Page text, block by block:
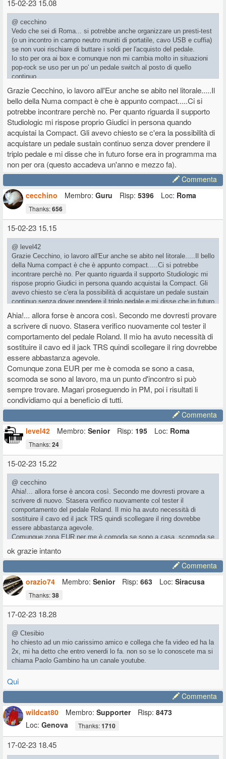
15-02-23 15.08
@ cecchino
Vedo che sei di Roma... si potrebbe anche organizzare un presti-test
(o un incontro in campo neutro muniti di portatile, cavo USB e cuffia)
se non vuoi rischiare di buttare i soldi per l'acquisto del pedale.
Io sto per ora ai box e comunque non mi cambia molto in situazioni
pop-rock se uso per un po' un pedale switch al posto di quello
continuo.
P.S. potresti anche scrivere al supporto Studiologic. A me hanno
sempre risposto velocemente ed in modo esauriente.
Grazie Cecchino, io lavoro all'Eur anche se abito nel litorale.....Il
bello della Numa compact è che è appunto compact.....Ci si
potrebbe incontrare perchè no. Per quanto riguarda il supporto
Studiologic mi rispose proprio Giudici in persona quando
acquistai la Compact. Gli avevo chiesto se c'era la possibilità di
acquistare un pedale sustain continuo senza dover prendere il
triplo pedale e mi disse che in futuro forse era in programma ma
non per ora (questo accadeva un'anno e mezzo fa).
Commenta
cecchino
Membro: Guru Risp: 5396 Loc: Roma
Thanks:656
15-02-23 15.15
@ level42
Grazie Cecchino, io lavoro all'Eur anche se abito nel litorale.....Il bello
della Numa compact è che è appunto compact.....Ci si potrebbe
incontrare perchè no. Per quanto riguarda il supporto Studiologic mi
rispose proprio Giudici in persona quando acquistai la Compact. Gli
avevo chiesto se c'era la possibilità di acquistare un pedale sustain
continuo senza dover prendere il triplo pedale e mi disse che in futuro
mezzo fa).
Ahia!... allora forse è ancora così. Secondo me dovresti provare
a scrivere di nuovo. Stasera verifico nuovamente col tester il
comportamento del pedale Roland. Il mio ha avuto necessità di
sostituire il cavo ed il jack TRS quindi scollegare il ring dovrebbe
essere abbastanza agevole.
Comunque zona EUR per me è comoda se sono a casa,
scomoda se sono al lavoro, ma un punto d'incontro si può
sempre trovare. Magari proseguendo in PM, poi i risultati li
condividiamo qui a beneficio di tutti.
Commenta
level42
Membro: Senior Risp: 195 Loc: Roma
Thanks:24
15-02-23 15.22
@ cecchino
Ahia!... allora forse è ancora così. Secondo me dovresti provare a
scrivere di nuovo. Stasera verifico nuovamente col tester il
comportamento del pedale Roland. Il mio ha avuto necessità di
sostituire il cavo ed il jack TRS quindi scollegare il ring dovrebbe
essere abbastanza agevole.
Comunque zona EUR per me è comoda se sono a casa, scomoda se
proseguendo in PM, poi i risultati li condividiamo qui a beneficio di
ok grazie intanto
Commenta
orazio74
Membro: Senior Risp: 663 Loc: Siracusa
Thanks:38
17-02-23 18.28
@ Ctesibio
ho chiesto ad un mio carissimo amico e collega che fa video ed ha la
2x, mi ha detto che entro venerdi lo fa. non so se lo conoscete ma si
chiama Paolo Gambino ha un canale youtube.
Qui
Commenta
wildcat80
Membro: Supporter Risp: 8473
Loc: Genova Thanks:1710
17-02-23 18.45